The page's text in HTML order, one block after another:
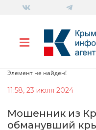
Элемент не найден!
11:58, 23 июля 2024
Мошенник из
обманувший